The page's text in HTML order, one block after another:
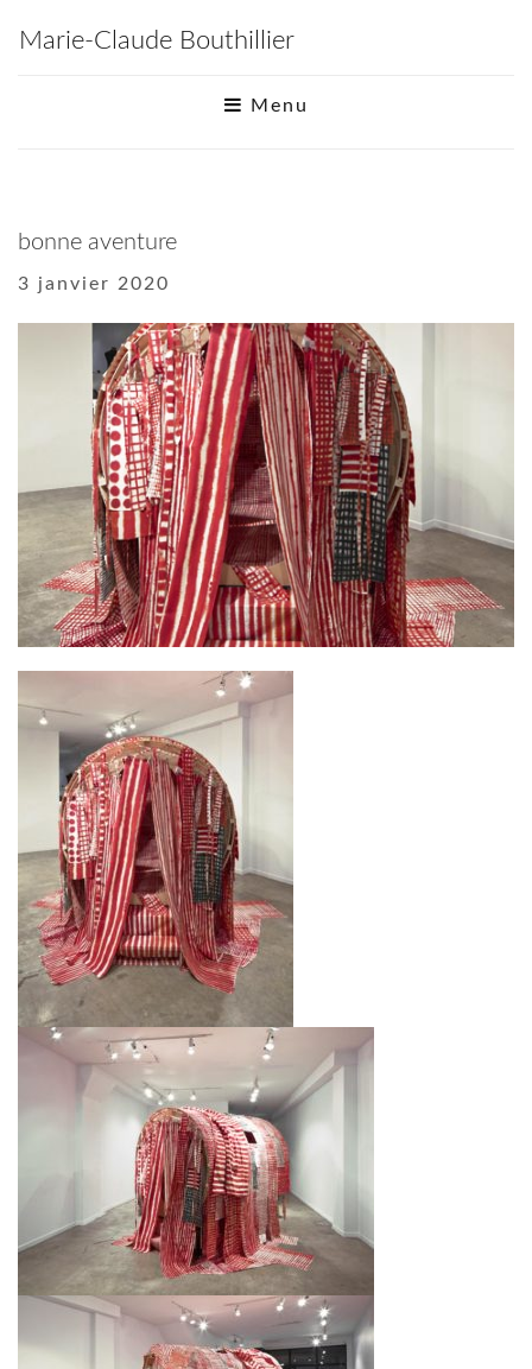
Marie-Claude Bouthillier
Menu
bonne aventure
3 janvier 2020